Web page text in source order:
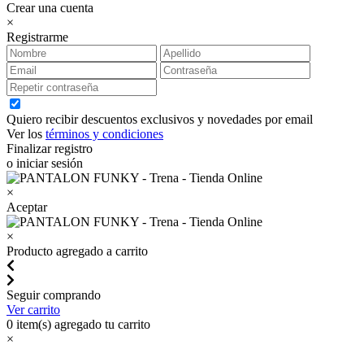
Crear una cuenta
×
Registrarme
Quiero recibir descuentos exclusivos y novedades por email
Ver los términos y condiciones
Finalizar registro
o iniciar sesión
×
Aceptar
×
Producto agregado a carrito
Seguir comprando
Ver carrito
0 item(s) agregado tu carrito
×